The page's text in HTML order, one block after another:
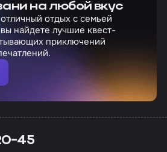
на любой вкус
отдых с семьей
найдете лучшие квест-
приключений
45